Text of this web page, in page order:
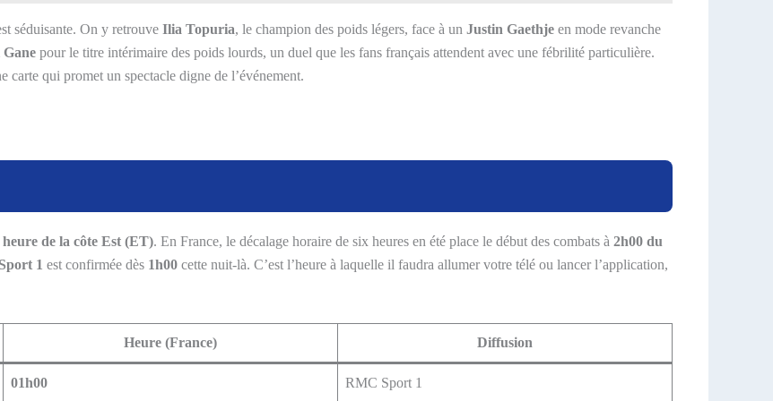
séduisante. On y retrouve Ilia Topuria, le champion des poids légers, face à un Justin Gaethje en mode revanche
pour le titre intérimaire des poids lourds, un duel que les fans français attendent avec une fébrilité particulière.
carte qui promet un spectacle digne de l’événement.
heure de la côte Est (ET). En France, le décalage horaire de six heures en été place le début des combats à 2h00 du
1 est confirmée dès 1h00 cette nuit-là. C’est l’heure à laquelle il faudra allumer votre télé ou lancer l’application,
Heure (France) Diffusion
01h00 RMC Sport 1